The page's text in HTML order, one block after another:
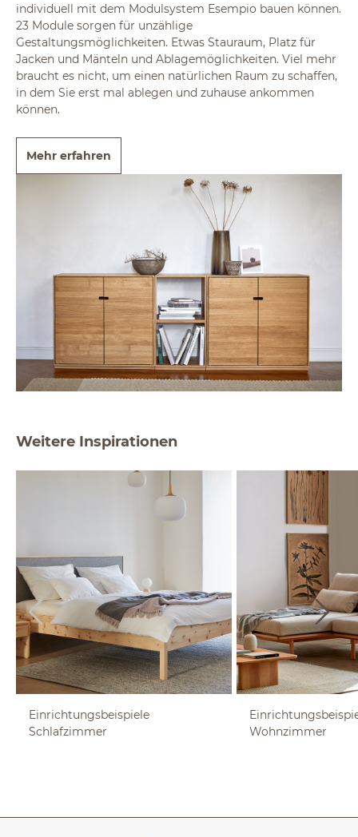
individuell mit dem Modulsystem Esempio bauen können.
23 Module sorgen für unzählige
Gestaltungsmöglichkeiten. Etwas Stauraum, Platz für
Jacken und Mänteln und Ablagemöglichkeiten. Viel mehr
braucht es nicht, um einen natürlichen Raum zu schaffen,
in dem Sie erst mal ablegen und zuhause ankommen
können.
Mehr erfahren
Weitere Inspirationen
Einrichtungsbeispiele
Schlafzimmer
Wohnzimmer